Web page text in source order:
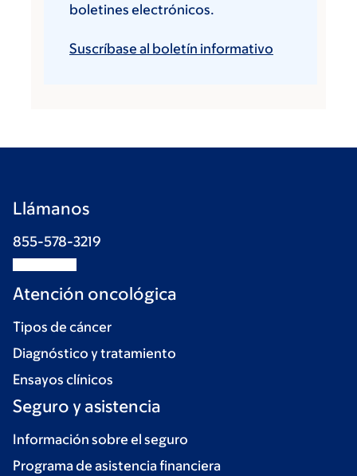
boletines electrónicos.
Suscríbase al boletín informativo
Llámanos
855-578-3219
Atención oncológica
Tipos de cáncer
Diagnóstico y tratamiento
Ensayos clínicos
Seguro y asistencia
Información sobre el seguro
Programa de asistencia financiera